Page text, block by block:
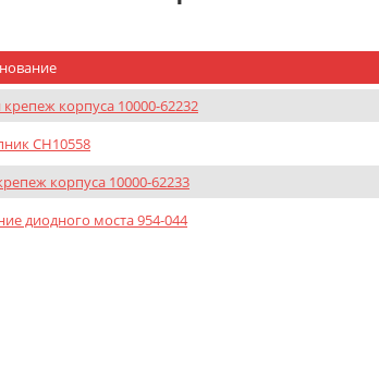
корпуса 10000-62232
CH10558
корпуса 10000-62233
диодного моста 954-044